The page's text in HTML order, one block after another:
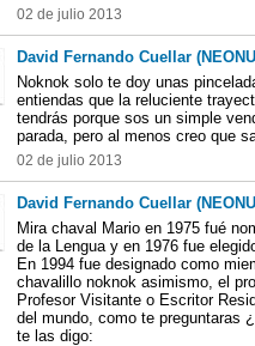
02 de julio 2013
David Fernando Cuellar
Noknok solo te doy unas
entiendas que la reluciente
tendrás porque sos un simple
parada, pero al menos creo que
02 de julio 2013
David Fernando Cuellar
Mira chaval Mario en 1975 fué
de la Lengua y en 1976 fue
En 1994 fue designado como
chavalillo noknok asimismo, el
Profesor Visitante o Escritor
del mundo, como te preguntaras
te las digo: